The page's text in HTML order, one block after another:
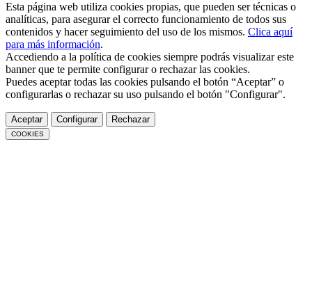
Esta página web utiliza cookies propias, que pueden ser técnicas o
analíticas, para asegurar el correcto funcionamiento de todos sus
contenidos y hacer seguimiento del uso de los mismos. Clica aquí
para más información.
Accediendo a la política de cookies siempre podrás visualizar este
banner que te permite configurar o rechazar las cookies.
Puedes aceptar todas las cookies pulsando el botón “Aceptar” o
configurarlas o rechazar su uso pulsando el botón "Configurar".
Aceptar Configurar Rechazar
COOKIES